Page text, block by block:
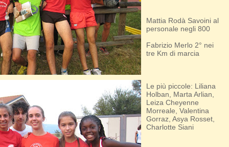
Mattia Rodà Savoini al
personale negli 800
Fabrizio Merlo 2° nei
tre Km di marcia
Le più piccole: Liliana
Holban, Marta Arlian,
Leiza Cheyenne
Morreale, Valentina
Gorraz, Asya Rosset,
Charlotte Siani